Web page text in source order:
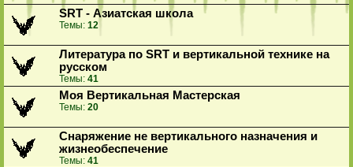
SRT - Азиатская школа
Темы: 12
Литература по SRT и вертикальной технике на
русском
Темы: 41
Моя Вертикальная Мастерская
Темы: 20
Снаряжение не вертикального назначения и
жизнеобеспечение
Темы: 41